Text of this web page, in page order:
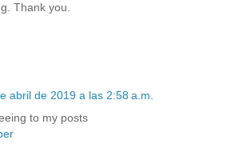
Thank you.
abril de 2019 a las 2:58 a.m.
to my posts